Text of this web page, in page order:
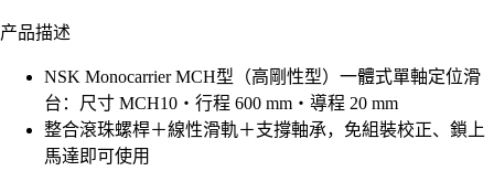
产品描述
NSK Monocarrier MCH型（高剛性型）一體式單軸定位滑
台：尺寸 MCH10・行程 600 mm・導程 20 mm
整合滾珠螺桿＋線性滑軌＋支撐軸承，免組裝校正、鎖上
馬達即可使用